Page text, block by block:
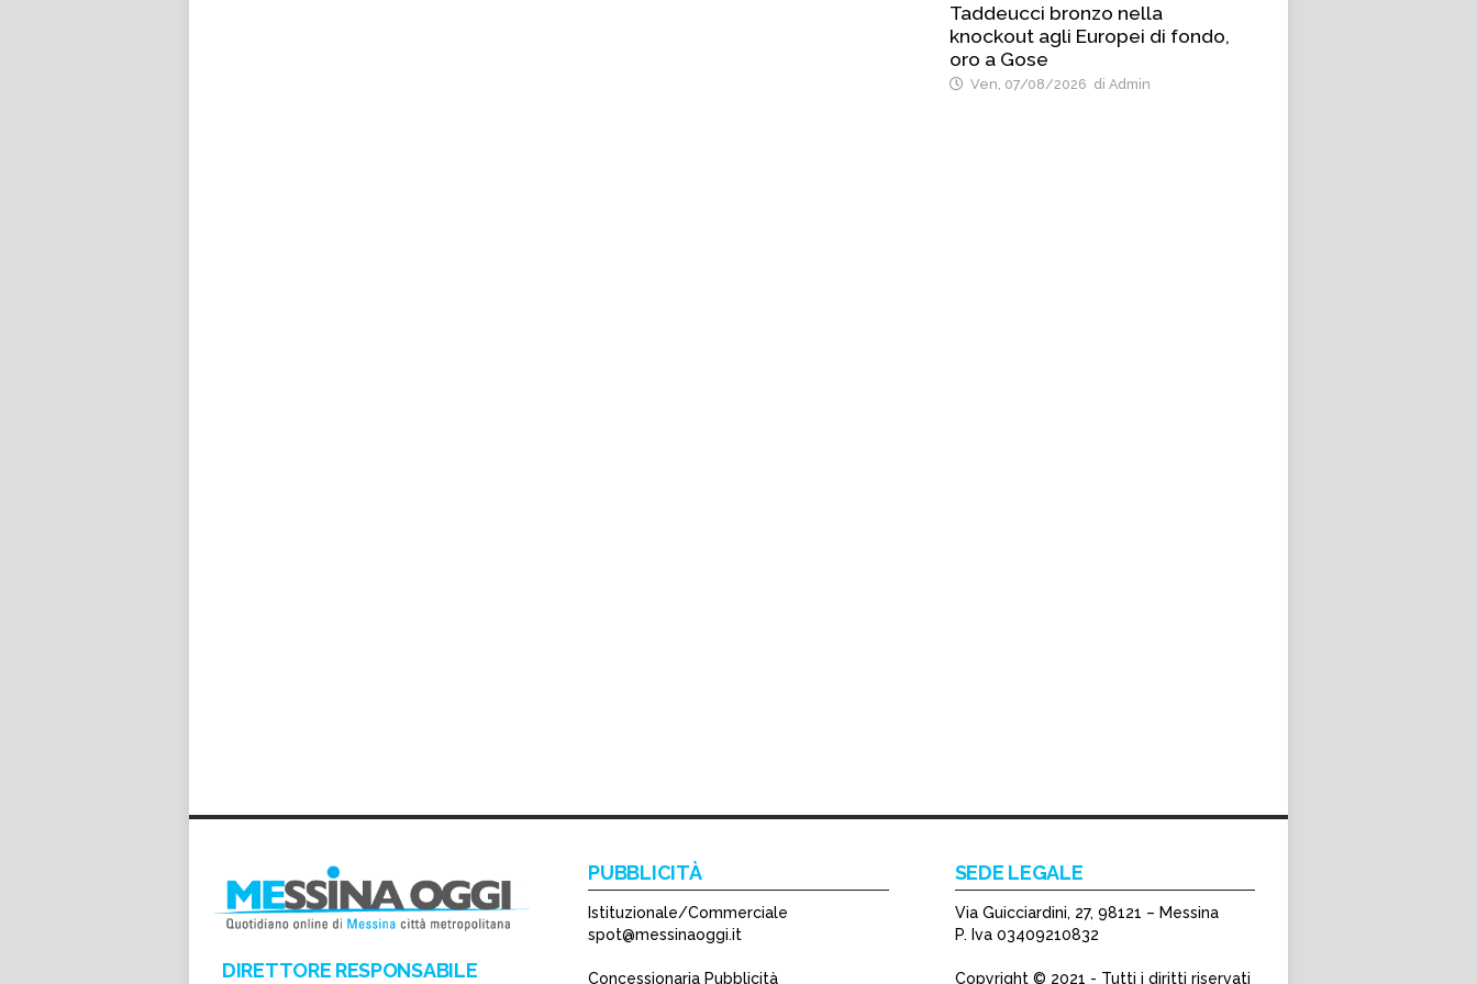
Taddeucci bronzo nella
knockout agli Europei di fondo,
oro a Gose
Ven, 07/08/2026 di Admin
DIRETTORE RESPONSABILE
PUBBLICITÀ
Istituzionale/Commerciale
spot@messinaoggi.it
Concessionaria Pubblicità
SEDE LEGALE
Via Guicciardini, 27, 98121 – Messina
P. Iva 03409210832
Copyright © 2021 - Tutti i diritti riservati